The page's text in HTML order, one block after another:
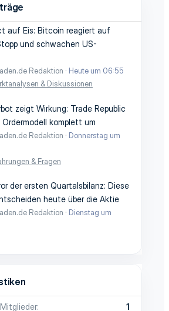
auf Eis: Bitcoin reagiert auf
und schwachen US-
Redaktion
Heute um 06:55
& Diskussionen
zeigt Wirkung: Trade Republic
komplett um
Redaktion
Donnerstag um
& Fragen
der ersten Quartalsbilanz: Diese
heute über die Aktie
Redaktion
Dienstag um
1